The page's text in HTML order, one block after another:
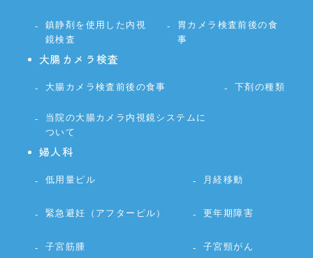
鎮静剤を使用した内視
鏡検査
胃カメラ検査前後の食
事
大腸カメラ検査
大腸カメラ検査前後の食事 下剤の種類
当院の大腸カメラ内視鏡システムに
ついて
婦人科
低用量ピル 月経移動
緊急避妊（アフターピル） 更年期障害
子宮筋腫 子宮頸がん